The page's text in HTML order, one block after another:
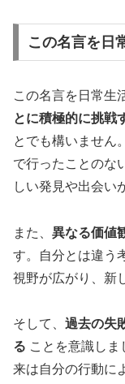
この名言を日
この名言を日常生
とに積極的に挑戦
とでも構いません
で行ったことのな
しい発見や出会い
また、 異なる価値
す。自分とは違う
視野が広がり、新
そして、 過去の失
る ことを意識し
来は自分の行動に